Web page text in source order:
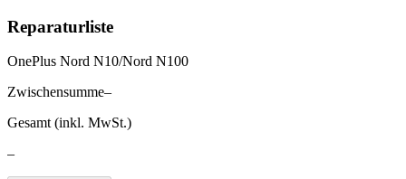
Reparaturliste
OnePlus Nord N10/Nord N100
Zwischensumme–
Gesamt (inkl. MwSt.)
–